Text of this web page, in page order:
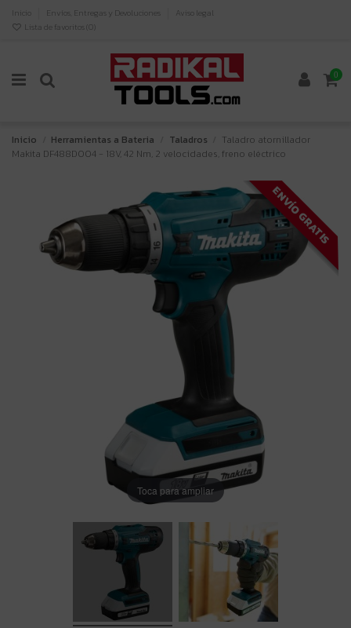
Inicio Envíos, Entregas y Devoluciones
Aviso legal
Lista de favoritos ( 0)
0
Inicio Herramientas a Bateria Taladros
Taladro atornillador
Makita DF488D004 - 18V, 42 Nm, 2 velocidades, freno eléctrico
ENVÍO GRATIS
Toca para ampliar